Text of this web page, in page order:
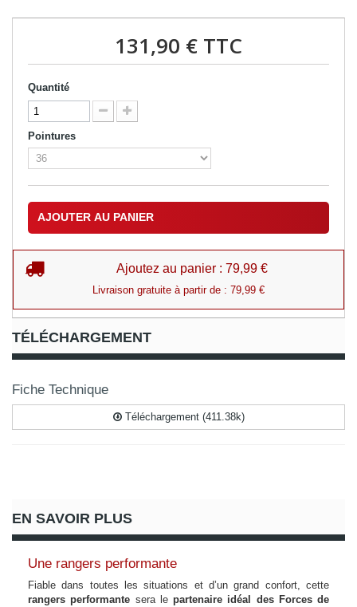
131,90 € TTC
Quantité
Pointures
AJOUTER AU PANIER
Ajoutez au panier : 79,99 €
Livraison gratuite à partir de : 79,99 €
TÉLÉCHARGEMENT
Fiche Technique
Téléchargement (411.38k)
EN SAVOIR PLUS
Une rangers performante
Fiable dans toutes les situations et d’un grand confort, cette
rangers performante sera le partenaire idéal des Forces de